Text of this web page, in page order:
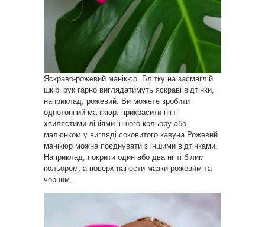
Яскраво-рожевий манікюр. Влітку на засмаглій
шкірі рук гарно виглядатимуть яскраві відтінки,
наприклад, рожевий. Ви можете зробити
однотонний манікюр, прикрасити нігті
хвилястими лініями іншого кольору або
малюнком у вигляді соковитого кавуна.Рожевий
манікюр можна поєднувати з іншими відтінками.
Наприклад, покрити один або два нігті білим
кольором, а поверх нанести мазки рожевим та
чорним.